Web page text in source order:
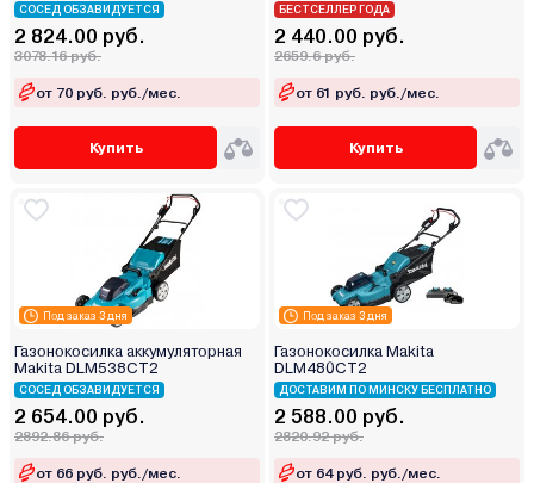
СОСЕД ОБЗАВИДУЕТСЯ
2 824.00 руб.
3078.16 руб.
от 70 руб. руб./мес.
Купить
БЕСТСЕЛЛЕР ГОДА
2 440.00 руб.
2659.6 руб.
от 61 руб. руб./мес.
Купить
Под заказ 3 дня
Газонокосилка аккумуляторная
Makita DLM538CT2
СОСЕД ОБЗАВИДУЕТСЯ
2 654.00 руб.
2892.86 руб.
от 66 руб. руб./мес.
Под заказ 3 дня
Газонокосилка Makita
DLM480CT2
ДОСТАВИМ ПО МИНСКУ БЕСПЛАТНО
2 588.00 руб.
2820.92 руб.
от 64 руб. руб./мес.